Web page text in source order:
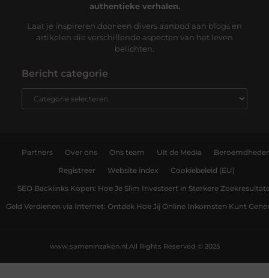
authentieke verhalen.
Laat je inspireren door een divers aanbod aan blogs en
artikelen die verschillende aspecten van het leven
belichten.
Bericht categorie
Partners Over ons Ons team Uit de Media
Registreer Website index Cookiebeleid (EU)
SEO Backlinks Kopen: Hoe Je Slim Investeert in Sterkere
Geld Verdienen via Internet: Ontdek Hoe Jij Online Inkomsten Kunt
All Rights Reserved © 2025
www.sameninzaken.nl.